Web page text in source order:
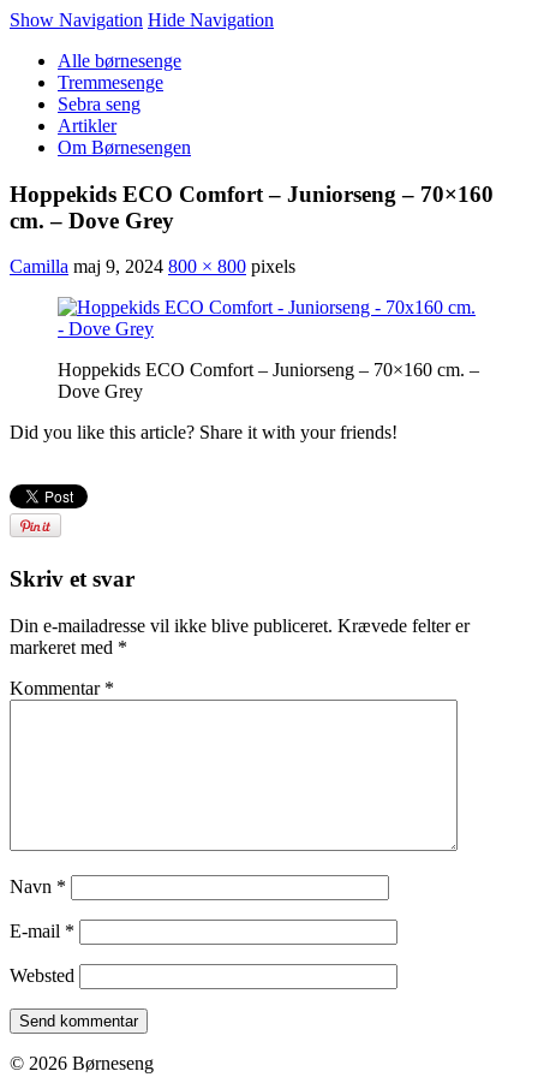
Show Navigation Hide Navigation
Alle børnesenge
Tremmesenge
Sebra seng
Artikler
Om Børnesengen
Hoppekids ECO Comfort – Juniorseng – 70×160
cm. – Dove Grey
Camilla maj 9, 2024 800 × 800 pixels
Hoppekids ECO Comfort – Juniorseng – 70×160 cm. –
Dove Grey
Did you like this article? Share it with your friends!
Skriv et svar
Din e-mailadresse vil ikke blive publiceret. Krævede felter er
markeret med *
Kommentar *
Navn *
E-mail *
Websted
© 2026 Børneseng